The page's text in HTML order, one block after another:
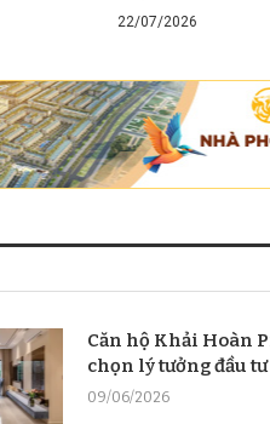
22/07/2026
Căn hộ Khải Hoàn
chọn lý tưởng đầu
09/06/2026